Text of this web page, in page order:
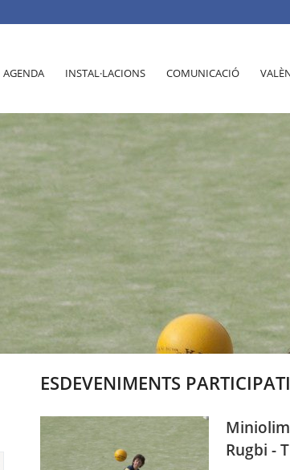
AGENDA INSTAL·LACIONS COMUNICACIÓ
ESDEVENIMENTS
Rugbi -